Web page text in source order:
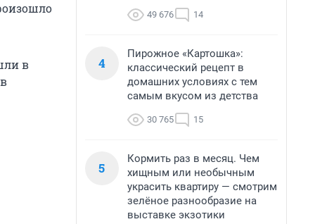
в
49 676 14
4
Пирожное «Картошка»:
классический рецепт в
домашних условиях с тем
самым вкусом из детства
30 765 15
5
Кормить раз в месяц. Чем
хищным или необычным
украсить квартиру — смотрим
зелёное разнообразие на
выставке экзотики